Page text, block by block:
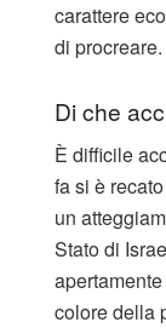
carattere
di procreare.
Di che
È difficile
fa si è
un
Stato di
colore della